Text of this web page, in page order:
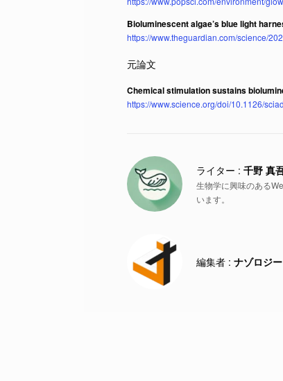
Bioluminescent algae’s blue light
https://www.theguardian.com/science/
Chemical stimulation sustains
https://www.science.org/doi/10.1126/
千野 真
生物学に興味のある
います。
ナゾロジ